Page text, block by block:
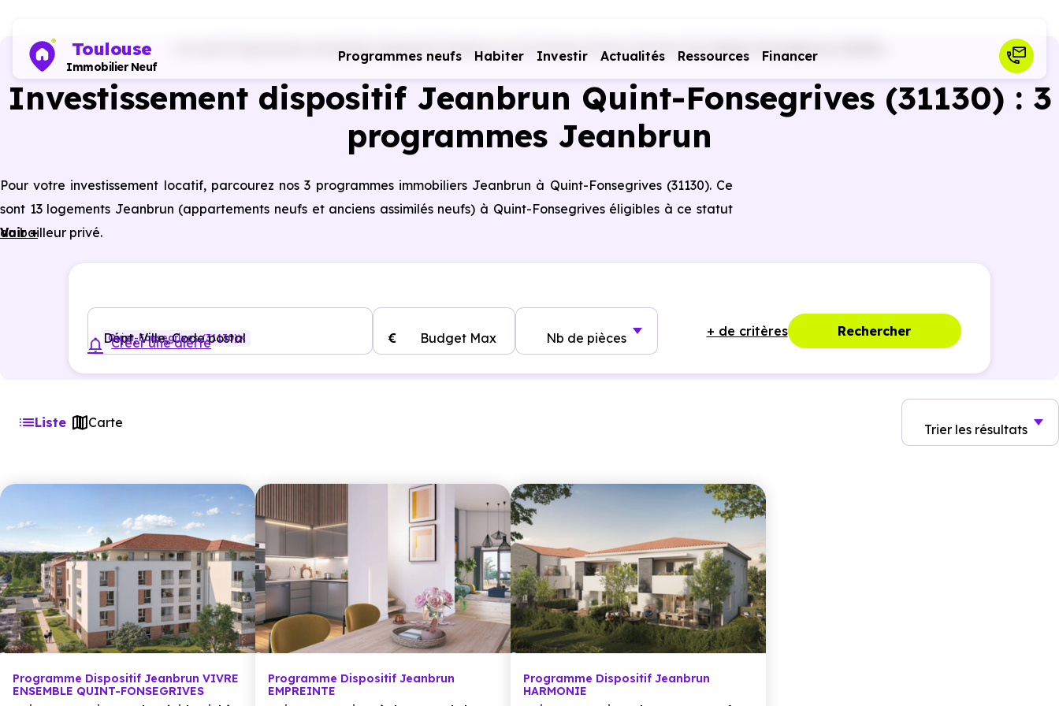
Toulouse
Immobilier Neuf
Programmes neufs Habiter Investir Actualités Ressources Financer
Programmes immobiliers Dispositif Jeanbrun en Occitanie Haute-Garonne (31) Quint-Fonsegrives (31130)
Investissement dispositif Jeanbrun Quint-Fonsegrives (31130) : 3
programmes Jeanbrun
Pour votre investissement locatif, parcourez nos 3 programmes immobiliers Jeanbrun à Quint-Fonsegrives (31130). Ce
sont 13 logements Jeanbrun (appartements neufs et anciens assimilés neufs) à Quint-Fonsegrives éligibles à ce statut
du bailleur privé.
Voir +
Dépt, Ville, Code postal
Quint-Fonsegrives (31130) Budget Max
€ Nb de pièces + de critères Rechercher
Créer une alerte
Liste Carte Trier les résultats
Programme Dispositif Jeanbrun VIVRE
ENSEMBLE QUINT-FONSEGRIVES
Programme Dispositif Jeanbrun
EMPREINTE
Programme Dispositif Jeanbrun
HARMONIE